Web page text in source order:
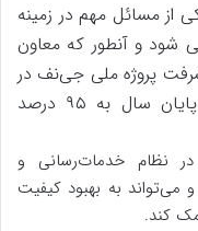
از مسائل مهم در زمینه
شود و آنطور که معاون
پروژه ملی جی‌نف در
شهرهای کشور ۸۰ درصد است و تا پایان سال به ۹۵ درصد
نظام خدمات‌رسانی و
به بهبود کیفیت
کند.